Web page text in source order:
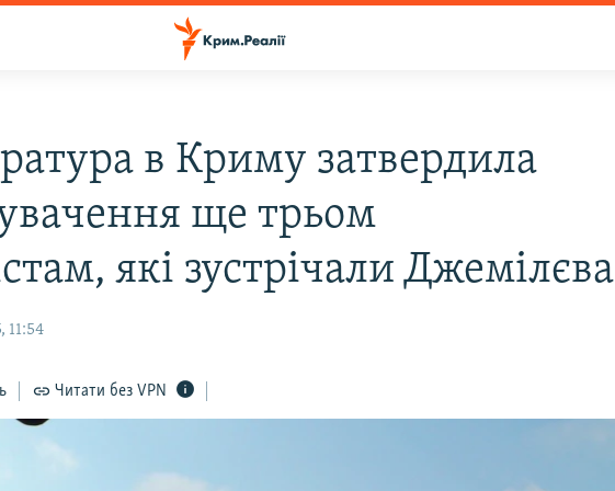
в Криму затвердила
ще трьом
які зустрічали Джемілєва
11:54
Читати без VPN